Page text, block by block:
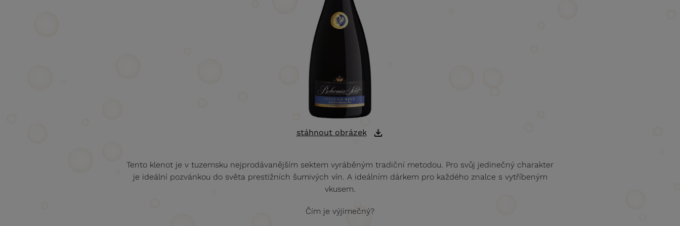
stáhnout obrázek
Tento klenot je v tuzemsku nejprodávanějším sektem vyráběným tradiční metodou. Pro svůj jedinečný charakter
je ideální pozvánkou do světa prestižních šumivých vín. A ideálním dárkem pro každého znalce s vytříbeným
vkusem.
Čím je výjimečný?